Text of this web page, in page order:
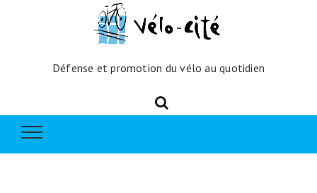
Défense et promotion du vélo au quotidien